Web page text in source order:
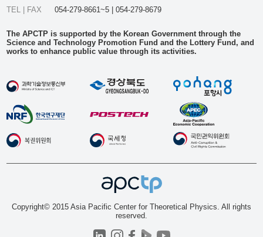
TEL | FAX
054-279-8661~5 | 054-279-8679
The APCTP is supported by the Korean Government through the
Science and Technology Promotion Fund and the Lottery Fund, and
works to enhance public value through its activities.
Copyright© 2015 Asia Pacific Center for Theoretical Physics. All rights
reserved.